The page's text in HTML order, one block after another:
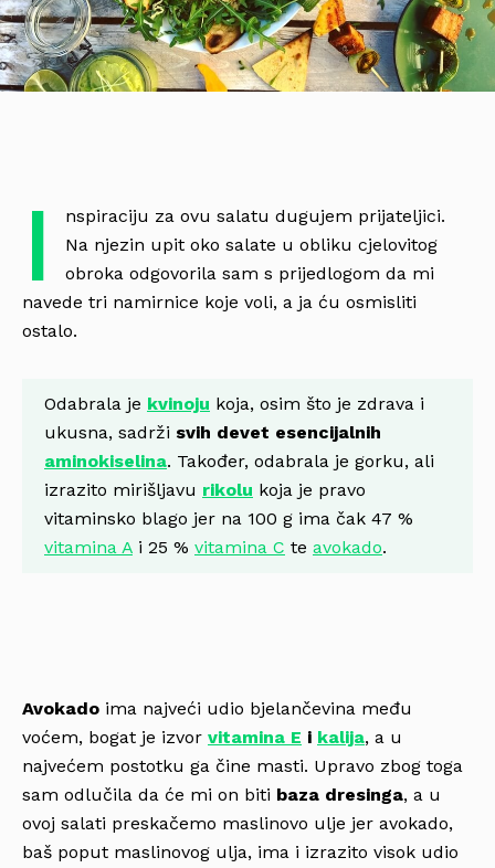
I
nspiraciju za ovu salatu dugujem prijateljici.
Na njezin upit oko salate u obliku cjelovitog
obroka odgovorila sam s prijedlogom da mi
navede tri namirnice koje voli, a ja ću osmisliti
ostalo.
Odabrala je kvinoju koja, osim što je zdrava i
ukusna, sadrži svih devet esencijalnih
aminokiselina. Također, odabrala je gorku, ali
izrazito mirišljavu rikolu koja je pravo
vitaminsko blago jer na 100 g ima čak 47 %
vitamina A i 25 % vitamina C te avokado.
Avokado ima najveći udio bjelančevina među
voćem, bogat je izvor vitamina E i kalija, a u
najvećem postotku ga čine masti. Upravo zbog toga
sam odlučila da će mi on biti baza dresinga, a u
ovoj salati preskačemo maslinovo ulje jer avokado,
baš poput maslinovog ulja, ima i izrazito visok udio